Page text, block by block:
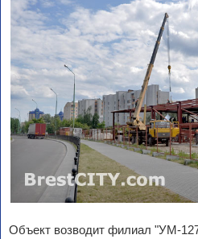
Объект возводит филиал "УМ-